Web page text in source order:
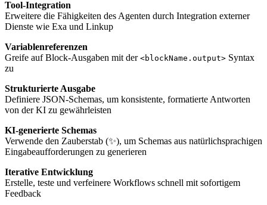
Tool-Integration
Erweitere die Fähigkeiten des Agenten durch Integration externer
Dienste wie Exa und Linkup
Variablenreferenzen
Greife auf Block-Ausgaben mit der <blockName.output> Syntax
zu
Strukturierte Ausgabe
Definiere JSON-Schemas, um konsistente, formatierte Antworten
von der KI zu gewährleisten
KI-generierte Schemas
Verwende den Zauberstab (✨), um Schemas aus natürlichsprachigen
Eingabeaufforderungen zu generieren
Iterative Entwicklung
Erstelle, teste und verfeinere Workflows schnell mit sofortigem
Feedback